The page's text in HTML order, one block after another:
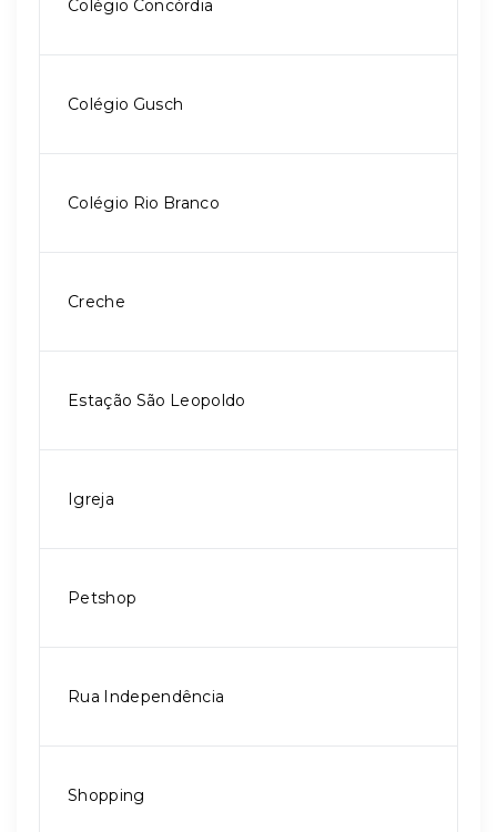
Colégio Concórdia
Colégio Gusch
Colégio Rio Branco
Creche
Estação São Leopoldo
Igreja
Petshop
Rua Independência
Shopping